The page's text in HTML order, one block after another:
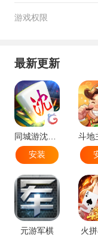
游戏权限
最新更新
同城游沈阳麻将
安装
元游军棋
火